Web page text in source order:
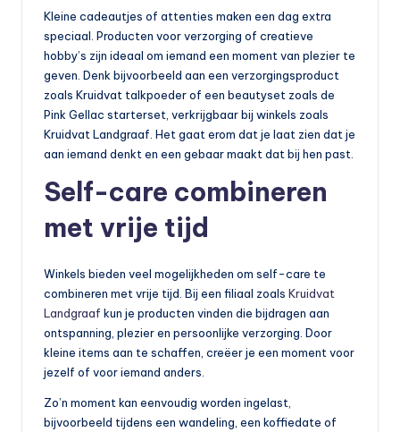
Kleine cadeautjes of attenties maken een dag extra
speciaal. Producten voor verzorging of creatieve
hobby’s zijn ideaal om iemand een moment van plezier te
geven. Denk bijvoorbeeld aan een verzorgingsproduct
zoals Kruidvat talkpoeder of een beautyset zoals de
Pink Gellac starterset, verkrijgbaar bij winkels zoals
Kruidvat Landgraaf. Het gaat erom dat je laat zien dat je
aan iemand denkt en een gebaar maakt dat bij hen past.
Self-care combineren
met vrije tijd
Winkels bieden veel mogelijkheden om self-care te
combineren met vrije tijd. Bij een filiaal zoals Kruidvat
Landgraaf kun je producten vinden die bijdragen aan
ontspanning, plezier en persoonlijke verzorging. Door
kleine items aan te schaffen, creëer je een moment voor
jezelf of voor iemand anders.
Zo’n moment kan eenvoudig worden ingelast,
bijvoorbeeld tijdens een wandeling, een koffiedate of